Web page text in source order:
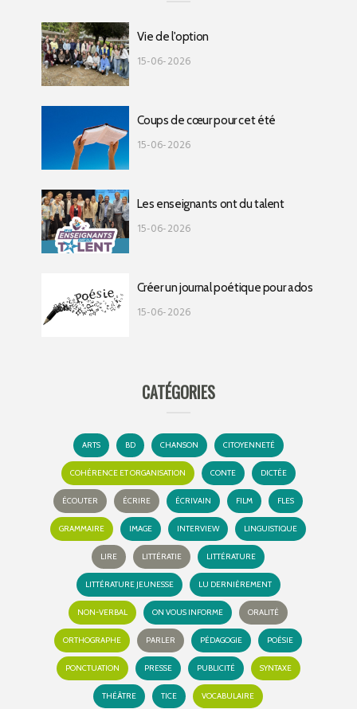
Vie de l'option
15-06-2026
Coups de cœur pour cet été
15-06-2026
Les enseignants ont du talent
15-06-2026
Créer un journal poétique pour ados
15-06-2026
CATÉGORIES
ARTS BD CHANSON CITOYENNETÉ
COHÉRENCE ET ORGANISATION CONTE DICTÉE
ÉCOUTER ÉCRIRE ÉCRIVAIN FILM FLES
GRAMMAIRE IMAGE INTERVIEW LINGUISTIQUE
LIRE LITTÉRATIE LITTÉRATURE
LITTÉRATURE JEUNESSE LU DERNIÈREMENT
NON-VERBAL ON VOUS INFORME ORALITÉ
ORTHOGRAPHE PARLER PÉDAGOGIE POÉSIE
PONCTUATION PRESSE PUBLICITÉ SYNTAXE
THÉÂTRE TICE VOCABULAIRE